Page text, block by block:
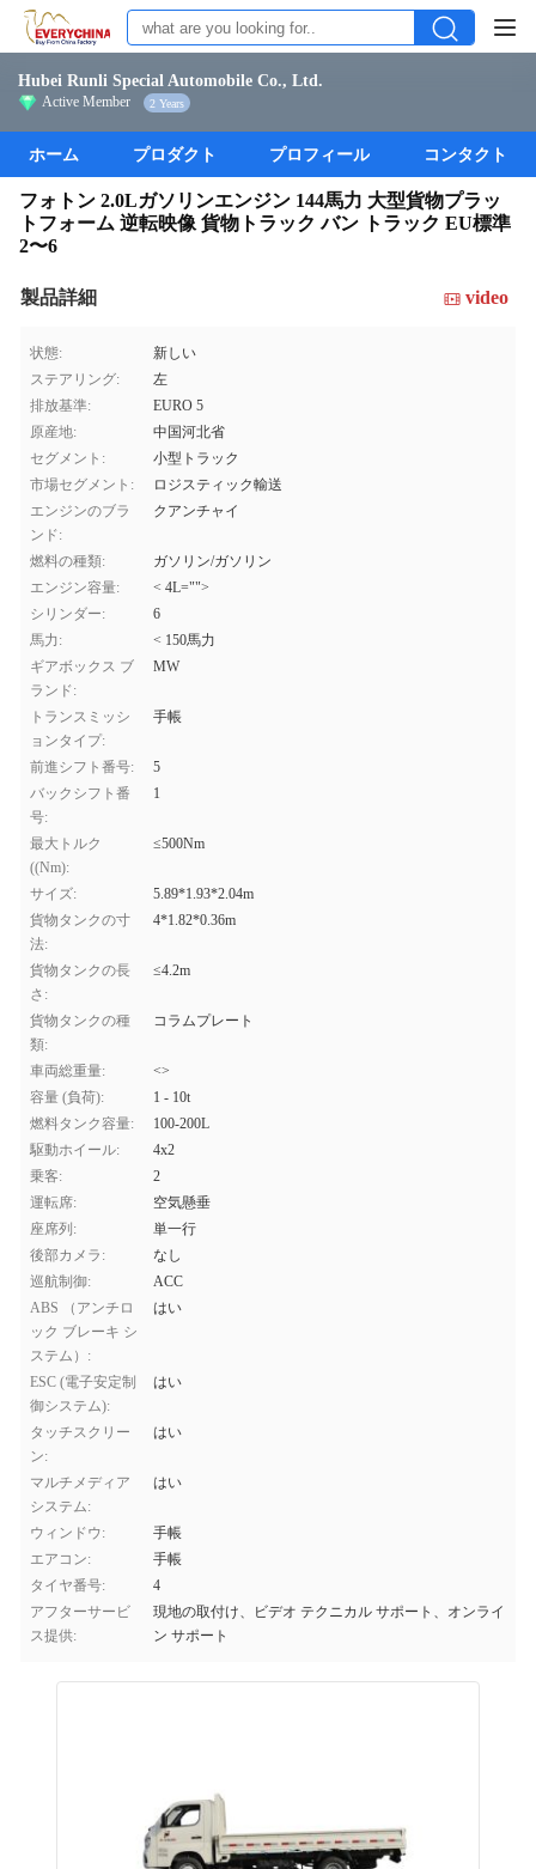
Hubei Runli Special Automobile Co., Ltd.
Active Member 2 Years
ホーム プロダクト プロフィール コンタクト
フォトン 2.0Lガソリンエンジン 144馬力 大型貨物プラッ
トフォーム 逆転映像 貨物トラック バン トラック EU標準
2〜6
製品詳細 video
状態:
新しい
ステアリング:
左
排放基準:
EURO 5
原産地:
中国河北省
セグメント:
小型トラック
市場セグメント:
ロジスティック輸送
エンジンのブラ
ンド:
クアンチャイ
燃料の種類:
ガソリン/ガソリン
エンジン容量:
< 4L="">
シリンダー:
6
馬力:
< 150馬力
ギアボックス ブ
ランド:
MW
トランスミッシ
ョンタイプ:
手帳
前進シフト番号:
5
バックシフト番
号:
1
最大トルク
((Nm):
≤500Nm
サイズ:
5.89*1.93*2.04m
貨物タンクの寸
法:
4*1.82*0.36m
貨物タンクの長
さ:
≤4.2m
貨物タンクの種
類:
コラムプレート
車両総重量:
<>
容量 (負荷):
1 - 10t
燃料タンク容量:
100-200L
駆動ホイール:
4x2
乗客:
2
運転席:
空気懸垂
座席列:
単一行
後部カメラ:
なし
巡航制御:
ACC
ABS （アンチロ
ック ブレーキ シ
ステム）:
はい
ESC (電子安定制
御システム):
はい
タッチスクリー
ン:
はい
マルチメディア
システム:
はい
ウィンドウ:
手帳
エアコン:
手帳
タイヤ番号:
4
アフターサービ
ス提供:
現地の取付け、ビデオ テクニカル サポート、オンライ
ン サポート